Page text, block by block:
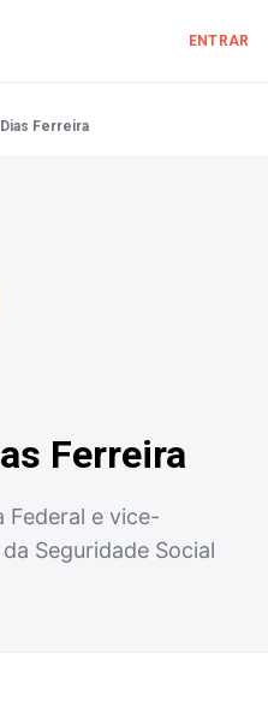
ENTRAR
Ferreira
Ferreira
Federal e vice-
Seguridade Social